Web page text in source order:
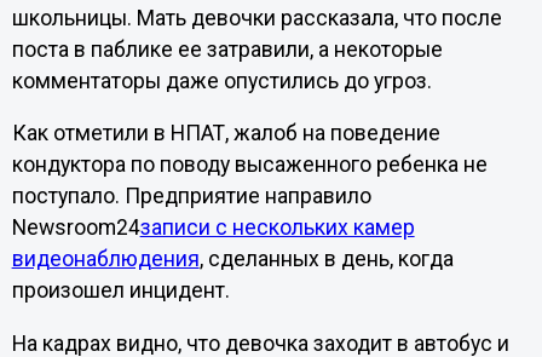
школьницы. Мать девочки рассказала, что после
поста в паблике ее затравили, а некоторые
комментаторы даже опустились до угроз.
Как отметили в НПАТ, жалоб на поведение
кондуктора по поводу высаженного ребенка не
поступало. Предприятие направило
Newsroom24записи с нескольких камер
видеонаблюдения, сделанных в день, когда
произошел инцидент.
На кадрах видно, что девочка заходит в автобус и